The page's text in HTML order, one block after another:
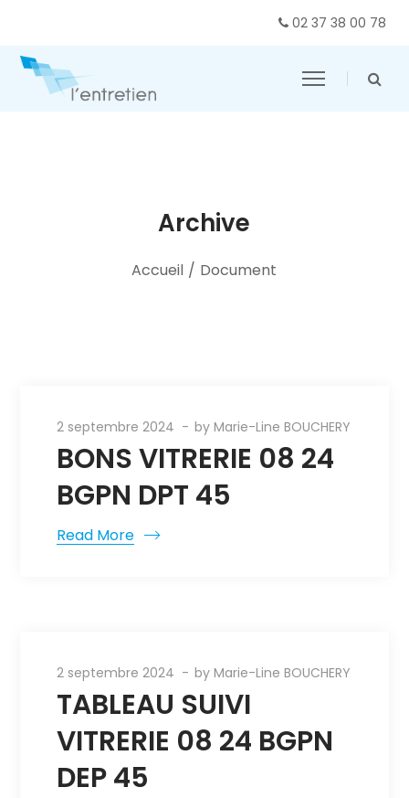
02 37 38 00 78
Archive
Accueil / Document
2 septembre 2024 byMarie-Line BOUCHERY
BONS VITRERIE 08 24
BGPN DPT 45
Read More
2 septembre 2024 byMarie-Line BOUCHERY
TABLEAU SUIVI
VITRERIE 08 24 BGPN
DEP 45